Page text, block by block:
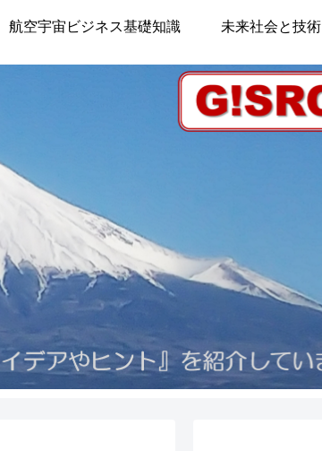
航空宇宙ビジネス基礎知識 未来社会と技術